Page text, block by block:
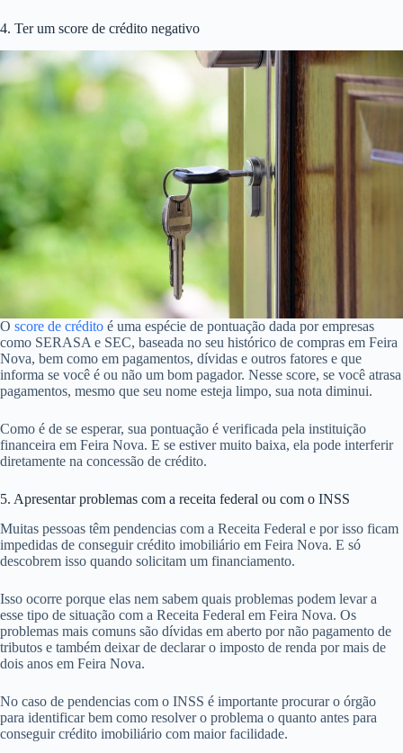
4. Ter um score de crédito negativo
O score de crédito é uma espécie de pontuação dada por empresas
como SERASA e SEC, baseada no seu histórico de compras em Feira
Nova, bem como em pagamentos, dívidas e outros fatores e que
informa se você é ou não um bom pagador. Nesse score, se você atrasa
pagamentos, mesmo que seu nome esteja limpo, sua nota diminui.
Como é de se esperar, sua pontuação é verificada pela instituição
financeira em Feira Nova. E se estiver muito baixa, ela pode interferir
diretamente na concessão de crédito.
5. Apresentar problemas com a receita federal ou com o INSS
Muitas pessoas têm pendencias com a Receita Federal e por isso ficam
impedidas de conseguir crédito imobiliário em Feira Nova. E só
descobrem isso quando solicitam um financiamento.
Isso ocorre porque elas nem sabem quais problemas podem levar a
esse tipo de situação com a Receita Federal em Feira Nova. Os
problemas mais comuns são dívidas em aberto por não pagamento de
tributos e também deixar de declarar o imposto de renda por mais de
dois anos em Feira Nova.
No caso de pendencias com o INSS é importante procurar o órgão
para identificar bem como resolver o problema o quanto antes para
conseguir crédito imobiliário com maior facilidade.